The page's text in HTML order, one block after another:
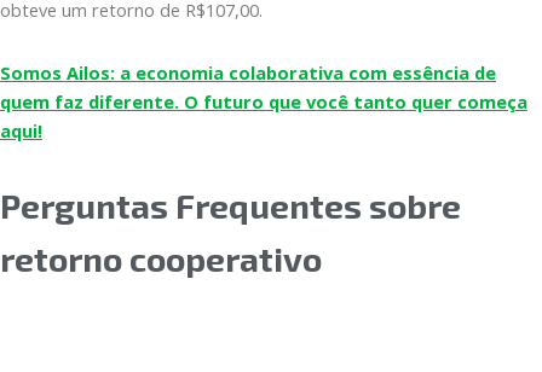
obteve um retorno de R$107,00.
Somos Ailos: a economia colaborativa com essência de
quem faz diferente. O futuro que você tanto quer começa
aqui!
Perguntas Frequentes sobre
retorno cooperativo